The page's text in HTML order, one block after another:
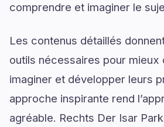
comprendre et imaginer le
Les contenus détaillés
outils nécessaires pour mieux
imaginer et développer leurs
approche inspirante rend
agréable. Rechts Der Isar